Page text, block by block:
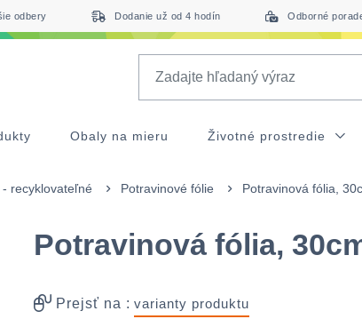
odbery Dodanie už od 4 hodín Odborné
Obaly na mieru Životné prostredie
recyklovateľné Potravinové fólie Potravinová fólia,
Potravinová fólia,
Prejsť na : varianty produktu